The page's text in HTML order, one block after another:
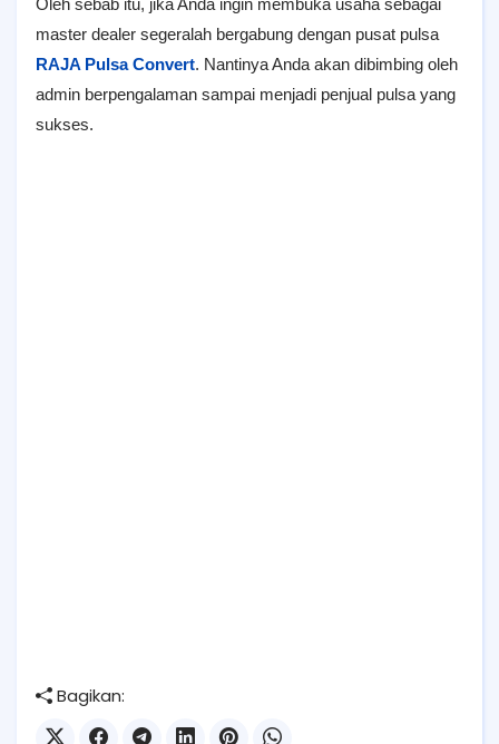
master dealer segeralah bergabung dengan pusat pulsa
RAJA Pulsa Convert. Nantinya Anda akan dibimbing oleh
admin berpengalaman sampai menjadi penjual pulsa yang
sukses.
Bagikan: